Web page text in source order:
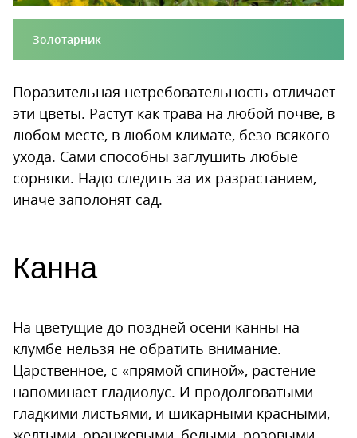
Золотарник
Поразительная нетребовательность отличает
эти цветы. Растут как трава на любой почве, в
любом месте, в любом климате, безо всякого
ухода. Сами способны заглушить любые
сорняки. Надо следить за их разрастанием,
иначе заполонят сад.
Канна
На цветущие до поздней осени канны на
клумбе нельзя не обратить внимание.
Царственное, с «прямой спиной», растение
напоминает гладиолус. И продолговатыми
гладкими листьями, и шикарными красными,